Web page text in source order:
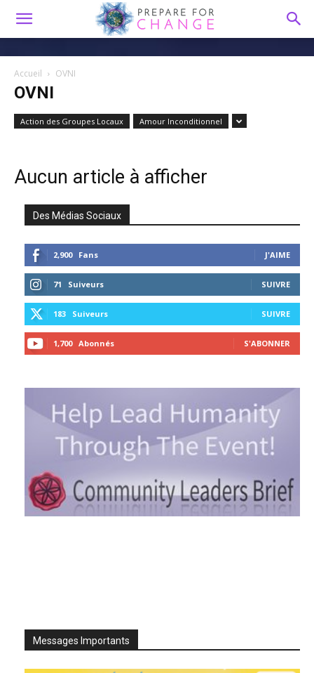
Accueil OVNI
OVNI
Action des Groupes Locaux Amour Inconditionnel
Aucun article à afficher
Des Médias Sociaux
2,900 Fans J'AIME
71 Suiveurs SUIVRE
183 Suiveurs SUIVRE
1,700 Abonnés S'ABONNER
Messages Importants